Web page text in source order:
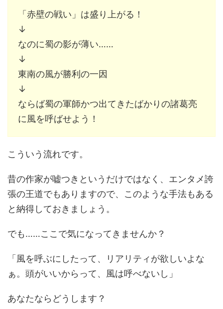
「赤壁の戦い」は盛り上がる！
↓
なのに蜀の影が薄い……
↓
東南の風が勝利の一因
↓
ならば蜀の軍師かつ出てきたばかりの諸葛亮
に風を呼ばせよう！
こういう流れです。
昔の作家が嘘つきというだけではなく、エンタメ誇
張の王道でもありますので、このような手法もある
と納得しておきましょう。
でも……ここで気になってきませんか？
「風を呼ぶにしたって、リアリティが欲しいよな
ぁ。頭がいいからって、風は呼べないし」
あなたならどうします？